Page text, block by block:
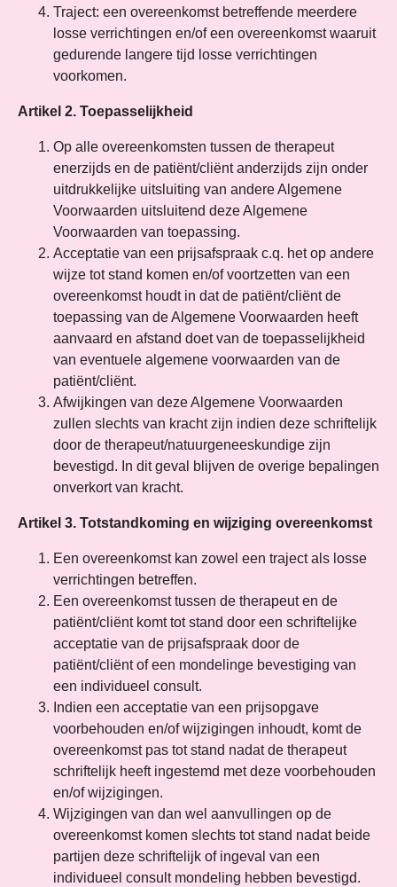
Traject: een overeenkomst betreffende meerdere
losse verrichtingen en/of een overeenkomst waaruit
gedurende langere tijd losse verrichtingen
voorkomen.
Artikel 2. Toepasselijkheid
Op alle overeenkomsten tussen de therapeut
enerzijds en de patiënt/cliënt anderzijds zijn onder
uitdrukkelijke uitsluiting van andere Algemene
Voorwaarden uitsluitend deze Algemene
Voorwaarden van toepassing.
Acceptatie van een prijsafspraak c.q. het op andere
wijze tot stand komen en/of voortzetten van een
overeenkomst houdt in dat de patiënt/cliënt de
toepassing van de Algemene Voorwaarden heeft
aanvaard en afstand doet van de toepasselijkheid
van eventuele algemene voorwaarden van de
patiënt/cliënt.
Afwijkingen van deze Algemene Voorwaarden
zullen slechts van kracht zijn indien deze schriftelijk
door de therapeut/natuurgeneeskundige zijn
bevestigd. In dit geval blijven de overige bepalingen
onverkort van kracht.
Artikel 3. Totstandkoming en wijziging overeenkomst
Een overeenkomst kan zowel een traject als losse
verrichtingen betreffen.
Een overeenkomst tussen de therapeut en de
patiënt/cliënt komt tot stand door een schriftelijke
acceptatie van de prijsafspraak door de
patiënt/cliënt of een mondelinge bevestiging van
een individueel consult.
Indien een acceptatie van een prijsopgave
voorbehouden en/of wijzigingen inhoudt, komt de
overeenkomst pas tot stand nadat de therapeut
schriftelijk heeft ingestemd met deze voorbehouden
en/of wijzigingen.
Wijzigingen van dan wel aanvullingen op de
overeenkomst komen slechts tot stand nadat beide
partijen deze schriftelijk of ingeval van een
individueel consult mondeling hebben bevestigd.